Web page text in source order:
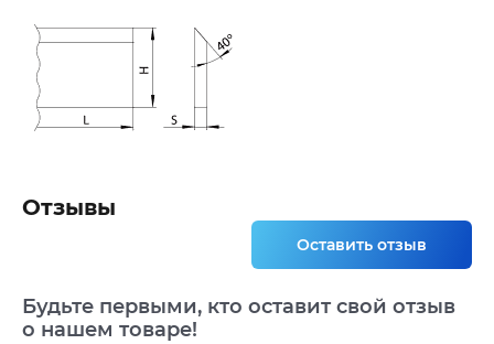
Отзывы
Оставить отзыв
Будьте первыми, кто оставит свой отзыв
о нашем товаре!